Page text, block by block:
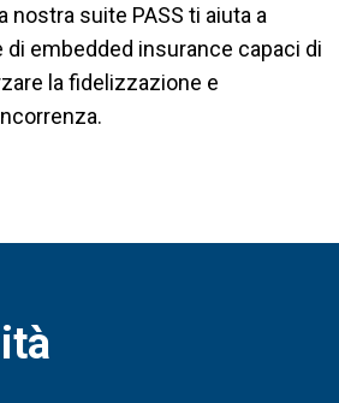
nostra suite PASS ti aiuta a
embedded insurance capaci di
la fidelizzazione e